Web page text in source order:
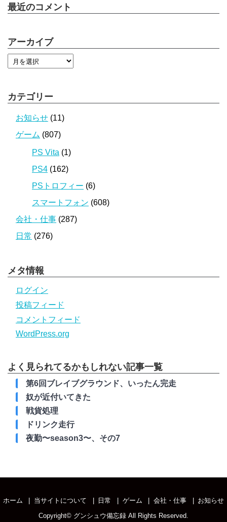
最近のコメント
アーカイブ
カテゴリー
お知らせ (11)
ゲーム (807)
PS Vita (1)
PS4 (162)
PSトロフィー (6)
スマートフォン (608)
会社・仕事 (287)
日常 (276)
メタ情報
ログイン
投稿フィード
コメントフィード
WordPress.org
よく見られてるかもしれない記事一覧
第6回ブレイブグラウンド、いったん完走
奴が近付いてきた
戦貨処理
ドリンク走行
夜勤〜season3〜、その7
ホーム 当サイトについて 日常 ゲーム 会社・仕事
お知らせ
Copyright© グンシュウ備忘録 All Rights Reserved.